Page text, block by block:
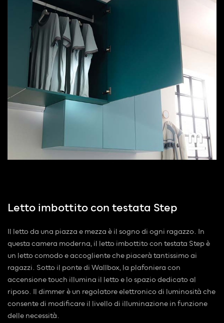
Letto imbottito con testata Step
Il letto da una piazza e mezza è il sogno di ogni ragazzo. In
questa camera moderna, il letto imbottito con testata Step è
un letto comodo e accogliente che piacerà tantissimo ai
ragazzi. Sotto il ponte di Wallbox, la plafoniera con
accensione touch illumina il letto e lo spazio dedicato al
riposo. Il dimmer è un regolatore elettronico di luminosità che
consente di modificare il livello di illuminazione in funzione
delle necessità.